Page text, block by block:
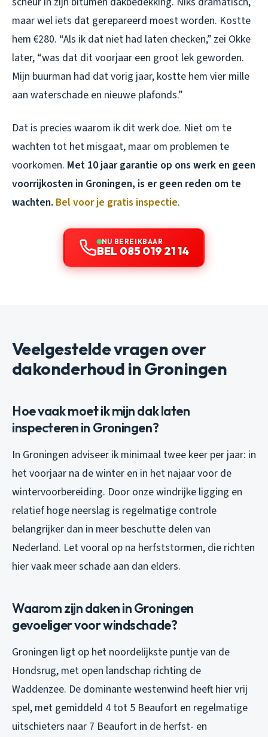
maar wel iets dat gerepareerd moest worden. Kostte
hem €280. “Als ik dat niet had laten checken,” zei Okke
later, “was dat dit voorjaar een groot lek geworden.
Mijn buurman had dat vorig jaar, kostte hem vier mille
aan waterschade en nieuwe plafonds.”
Dat is precies waarom ik dit werk doe. Niet om te
wachten tot het misgaat, maar om problemen te
voorkomen. Met 10 jaar garantie op ons werk en geen
voorrijkosten in Groningen, is er geen reden om te
wachten. Bel voor je gratis inspectie.
NU BEREIKBAAR
BEL 085 019 21 14
Veelgestelde vragen over
dakonderhoud in Groningen
Hoe vaak moet ik mijn dak laten
inspecteren in Groningen?
In Groningen adviseer ik minimaal twee keer per jaar: in
het voorjaar na de winter en in het najaar voor de
wintervoorbereiding. Door onze windrijke ligging en
relatief hoge neerslag is regelmatige controle
belangrijker dan in meer beschutte delen van
Nederland. Let vooral op na herfststormen, die richten
hier vaak meer schade aan dan elders.
Waarom zijn daken in Groningen
gevoeliger voor windschade?
Groningen ligt op het noordelijkste puntje van de
Hondsrug, met open landschap richting de
Waddenzee. De dominante westenwind heeft hier vrij
spel, met gemiddeld 4 tot 5 Beaufort en regelmatige
uitschieters naar 7 Beaufort in de herfst- en